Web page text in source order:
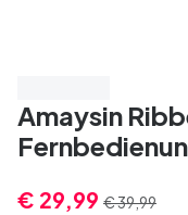
Amaysin
€ 29,99 € 39,99